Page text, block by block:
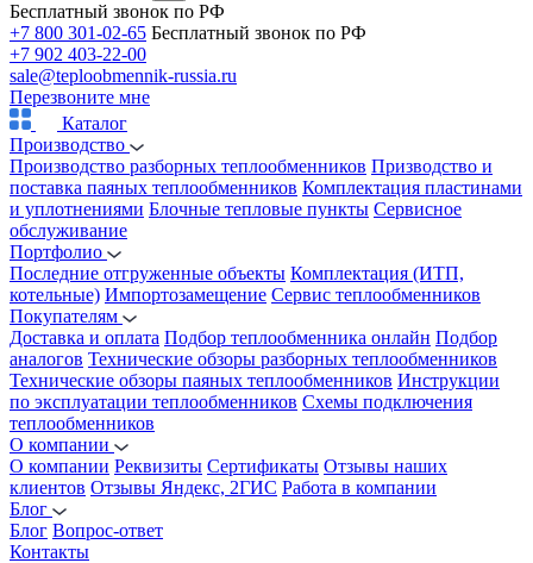
Бесплатный звонок по РФ
+7 800 301-02-65 Бесплатный звонок по РФ
+7 902 403-22-00
sale@teploobmennik-russia.ru
Перезвоните мне
Каталог
Производство
Производство разборных теплообменников Призводство и
поставка паяных теплообменников Комплектация пластинами
и уплотнениями Блочные тепловые пункты Сервисное
обслуживание
Портфолио
Последние отгруженные объекты Комплектация (ИТП,
котельные) Импортозамещение Сервис теплообменников
Покупателям
Доставка и оплата Подбор теплообменника онлайн Подбор
аналогов Технические обзоры разборных теплообменников
Технические обзоры паяных теплообменников Инструкции
по эксплуатации теплообменников Схемы подключения
теплообменников
О компании
О компании Реквизиты Сертификаты Отзывы наших
клиентов Отзывы Яндекс, 2ГИС Работа в компании
Блог
Блог Вопрос-ответ
Контакты